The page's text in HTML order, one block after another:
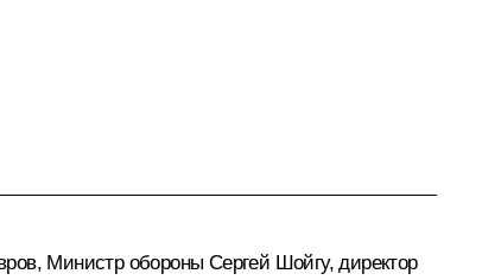
, Министр обороны Сергей Шойгу, директор